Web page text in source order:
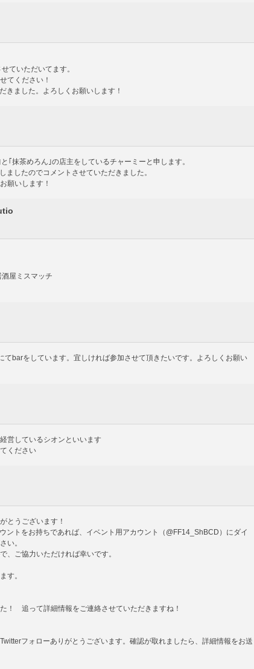
ていただいてます。
てください！
きました。よろしくお願いします！
｢抹茶めろん｣の店主をしているチャーミーと申します。
ましたのでコメントさせていただきました。
願いします！
屋ミスマッチ
てbarをしています。宜しければ参加させて頂きたいです。よろしくお願い
営しているシオンといいます
ください
とうございます！
ントをお持ちであれば、イベント用アカウント（@FF14_ShBCD）にダイ
い。
、ご協力いただければ幸いです。
す。
！　追って詳細情報をご連絡させていただきますね！
フォローありがとうございます。確認が取れましたら、詳細情報をお送